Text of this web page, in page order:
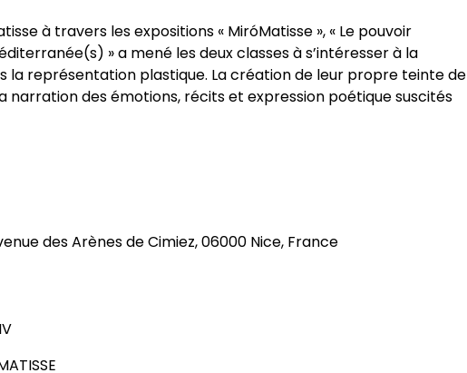
à travers les expositions « MiróMatisse », « Le pouvoir
» a mené les deux classes à s’intéresser à la
la représentation plastique. La création de leur propre teinte de
narration des émotions, récits et expression poétique suscités
des Arènes de Cimiez, 06000 Nice, France